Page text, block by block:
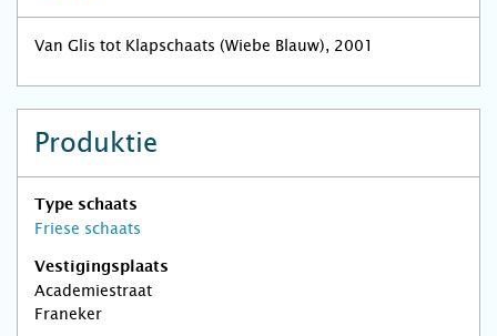
Van Glis tot Klapschaats (Wiebe Blauw), 2001
Produktie
Type schaats
Friese schaats
Vestigingsplaats
Academiestraat
Franeker